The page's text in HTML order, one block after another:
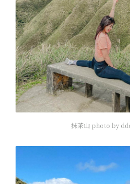
抹茶山 photo by